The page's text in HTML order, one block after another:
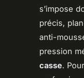
s’impose
précis,
anti-
pression
casse.